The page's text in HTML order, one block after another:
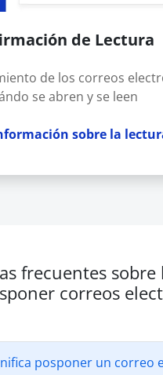
de Lectura
de los correos
se abren y se leen
sobre la
frecuentes
correos
posponer un correo